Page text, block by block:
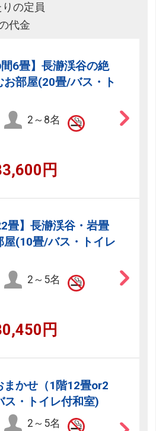
の定員
代金
間6畳】長瀞渓谷の絶
部屋(20畳/バス・ト
2～8名
円
2畳】長瀞渓谷・岩畳
屋(10畳/バス・トイレ
2～5名
円
まかせ（1階12畳or2
・トイレ付和室)
2～5名